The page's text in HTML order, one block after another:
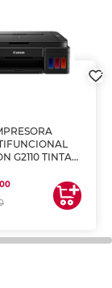
G2110 TINTA
00